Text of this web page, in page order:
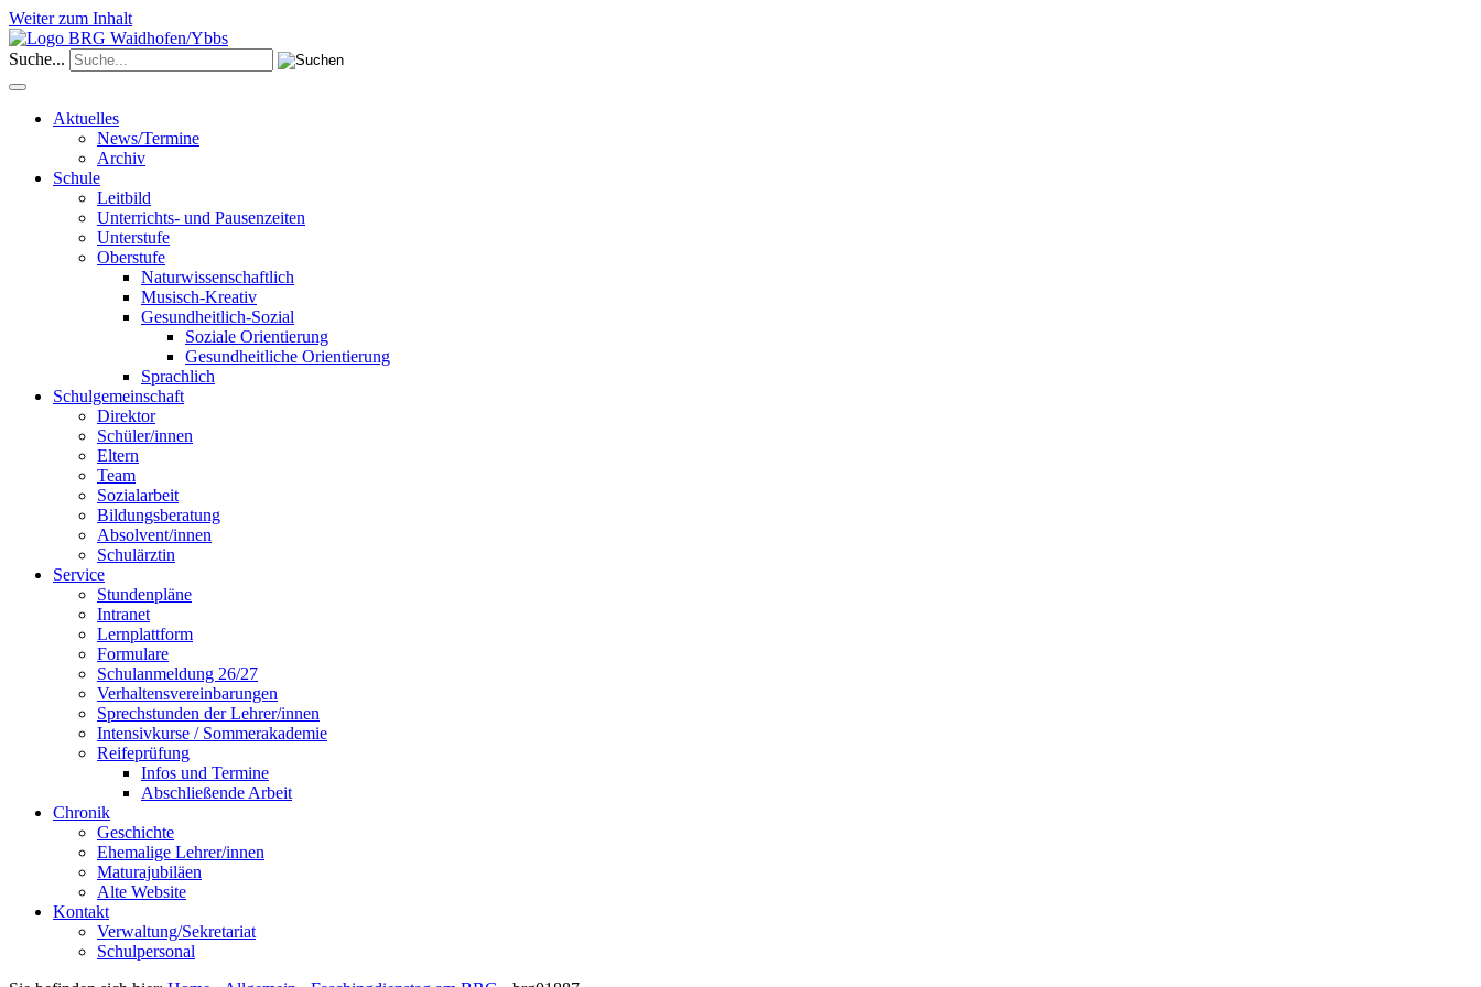
Weiter zum Inhalt
Suche...
Aktuelles
News/Termine
Archiv
Schule
Leitbild
Unterrichts- und Pausenzeiten
Unterstufe
Oberstufe
Naturwissenschaftlich
Musisch-Kreativ
Gesundheitlich-Sozial
Soziale Orientierung
Gesundheitliche Orientierung
Sprachlich
Schulgemeinschaft
Direktor
Schüler/innen
Eltern
Team
Sozialarbeit
Bildungsberatung
Absolvent/innen
Schulärztin
Service
Stundenpläne
Intranet
Lernplattform
Formulare
Schulanmeldung 26/27
Verhaltensvereinbarungen
Sprechstunden der Lehrer/innen
Intensivkurse / Sommerakademie
Reifeprüfung
Infos und Termine
Abschließende Arbeit
Chronik
Geschichte
Ehemalige Lehrer/innen
Maturajubiläen
Alte Website
Kontakt
Verwaltung/Sekretariat
Schulpersonal